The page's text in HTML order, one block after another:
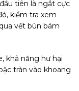
tiên là ngắt cực
kiểm tra xem
vết bùn bám
khả năng hư hại
tràn vào khoang